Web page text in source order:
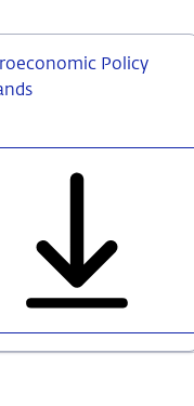
Policy